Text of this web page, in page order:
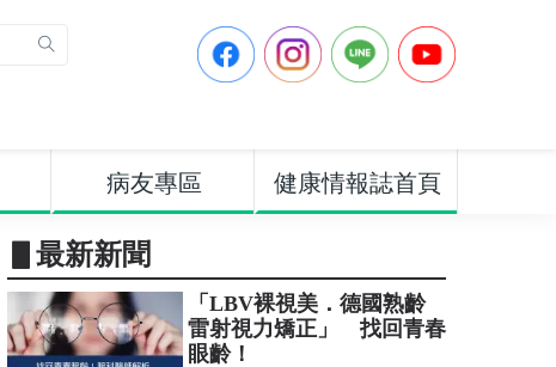
病友專區 健康情報誌首頁
▋最新新聞
「LBV裸視美．德國熟齡
雷射視力矯正」 找回青春
眼齡！